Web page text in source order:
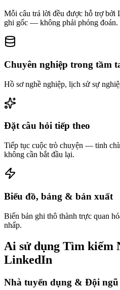
Mỗi câu trả lời đều được hỗ trợ bởi
ghi gốc — không phải phỏng đoán.
Chuyên nghiệp trong tầm
Hồ sơ nghề nghiệp, lịch sử sự
Đặt câu hỏi tiếp theo
Tiếp tục cuộc trò chuyện — tinh
không cần bắt đầu lại.
Biểu đồ, bảng & bản xuất
Biến bản ghi thô thành trực quan
nhấp.
Ai sử dụng Tìm kiếm
LinkedIn
Nhà tuyển dụng & Đội